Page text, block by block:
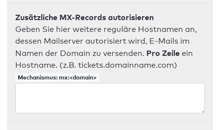
Zusätzliche MX-Records autorisieren
Geben Sie hier weitere reguläre Hostnamen an,
dessen Mailserver autorisiert wird, E-Mails im
Namen der Domain zu versenden. Pro Zeile ein
Hostname. (z.B. tickets.domainname.com)
Mechanismus: mx:<domain>